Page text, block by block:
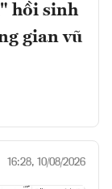
hồi sinh
gian vũ
16:28, 10/08/2026